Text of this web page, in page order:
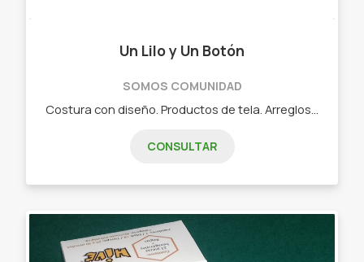
Un Lilo y Un Botón
SOMOS COMUNIDAD
CONSULTAR